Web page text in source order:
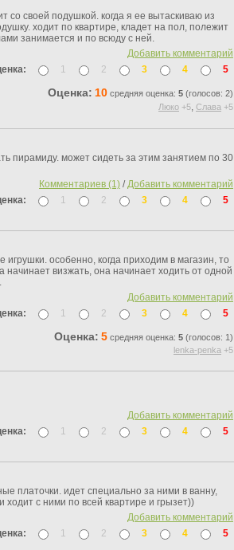
со своей подушкой. когда я ее вытаскиваю из
ходит по квартире, кладет на пол, полежит
занимается и по всюду с ней.
Добавить комментарий
1 2 3 4 5
Оценка: 10 средняя оценка: 5 (голосов: 2)
Люко +5, Слава +5
пирамиду. может сидеть за этим занятием по 30
Комментариев (1) /Добавить комментарий
1 2 3 4 5
игрушки. особенно, когда приходим в магазин, то
начинает визжать, она начинает ходить от одной
Добавить комментарий
1 2 3 4 5
Оценка: 5 средняя оценка: 5 (голосов: 1)
lenka-penka +5
Добавить комментарий
1 2 3 4 5
платочки. идет специально за ними в ванну,
ходит с ними по всей квартире и грызет))
Добавить комментарий
1 2 3 4 5